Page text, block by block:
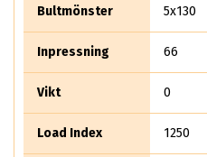
Bultmönster 5x130
Inpressning 66
Vikt 0
Load Index 1250